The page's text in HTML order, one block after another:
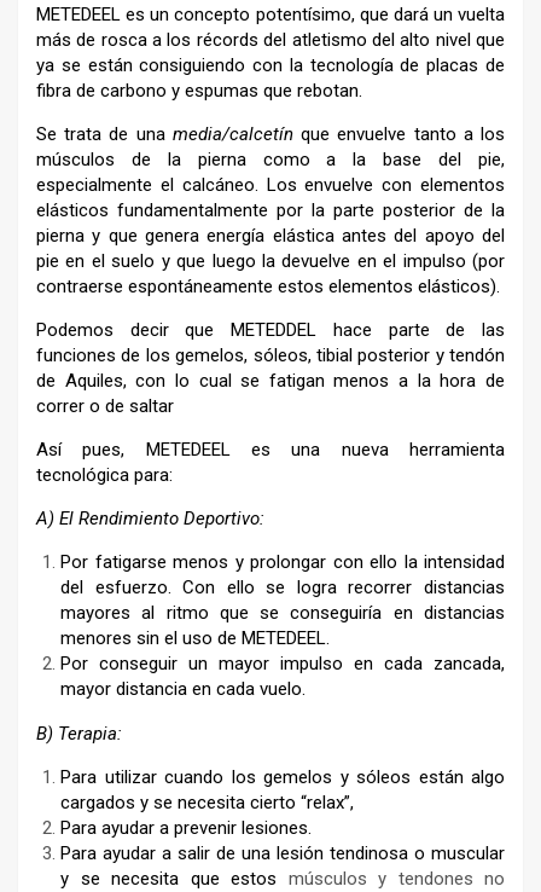
METEDEEL es un concepto potentísimo, que dará un vuelta
más de rosca a los récords del atletismo del alto nivel que
ya se están consiguiendo con la tecnología de placas de
fibra de carbono y espumas que rebotan.
Se trata de una media/calcetínque envuelve tanto a los
músculos de la pierna como a la base del pie,
especialmente el calcáneo. Los envuelve con elementos
elásticos fundamentalmente por la parte posterior de la
pierna y que genera energía elástica antes del apoyo del
pie en el suelo y que luego la devuelve en el impulso (por
contraerse espontáneamente estos elementos elásticos).
Podemos decir que METEDDEL hace parte de las
funciones de los gemelos, sóleos, tibial posterior y tendón
de Aquiles, con lo cual se fatigan menos a la hora de
correr o de saltar
Así pues, METEDEEL es una nueva herramienta
tecnológica para:
A) El Rendimiento Deportivo:
Por fatigarse menos y prolongar con ello la intensidad
del esfuerzo. Con ello se logra recorrer distancias
mayores al ritmo que se conseguiría en distancias
menores sin el uso de METEDEEL.
Por conseguir un mayor impulso en cada zancada,
mayor distancia en cada vuelo.
B) Terapia:
Para utilizar cuando los gemelos y sóleos están algo
cargados y se necesita cierto “relax”,
Para ayudar a prevenir lesiones.
Para ayudar a salir de una lesión tendinosa o muscular
y se necesita que estos músculos y tendones no